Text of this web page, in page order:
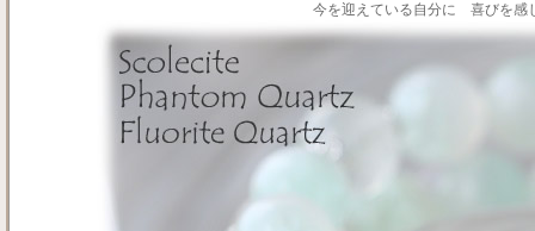
今を迎えている自分に 喜びを感